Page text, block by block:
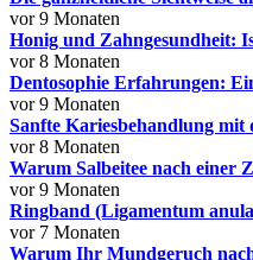
vor 9 Monaten
Honig und Zahngesundheit:
vor 8 Monaten
Dentosophie Erfahrungen:
vor 9 Monaten
Sanfte Kariesbehandlung mit
vor 8 Monaten
Warum Salbeitee nach einer
vor 9 Monaten
Ringband (Ligamentum
vor 7 Monaten
Warum Ihr Mundgeruch